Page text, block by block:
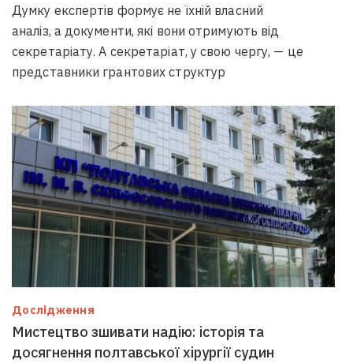
Думку експертів формує не їхній власний
аналіз, а документи, які вони отримують від
секретаріату. А секретаріат, у свою чергу, — це
представники грантових структур
Дослідження
Мистецтво зшивати надію: історія та
досягнення полтавської хірургії судин